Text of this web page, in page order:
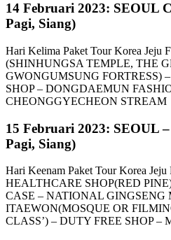
14 Februari 2023: SEOUL
Pagi, Siang)
Hari Kelima Paket Tour Korea Jeju
(SHINHUNGSA TEMPLE, THE
GWONGUMSUNG FORTRESS)
SHOP – DONGDAEMUN
CHEONGGYECHEON STREAM
15 Februari 2023: SEOUL
Pagi, Siang)
Hari Keenam Paket Tour Korea Jeju
HEALTHCARE SHOP(RED
CASE – NATIONAL GINGSENG
ITAEWON(MOSQUE OR
CLASS’) – DUTY FREE SHOP –